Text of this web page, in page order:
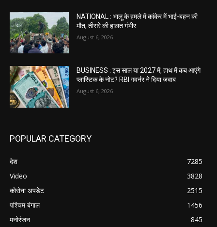
NATIONAL : भालू के हमले में कांकेर में भाई-बहन की
मौत, तीसरे की हालत गंभीर
August 6, 2026
BUSINESS : इस साल या 2027 में, हाथ में कब आएंगे
प्लास्टिक के नोट? RBI गवर्नर ने दिया जवाब
August 6, 2026
POPULAR CATEGORY
देश
7285
Video
3828
कोरोना अपडेट
2515
पश्चिम बंगाल
1456
मनोरंजन
845